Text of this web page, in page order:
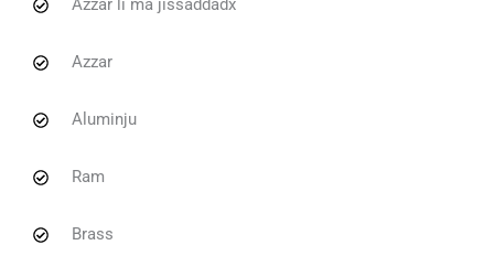
Azzar li ma jissaddadx
Azzar
Aluminju
Ram
Brass